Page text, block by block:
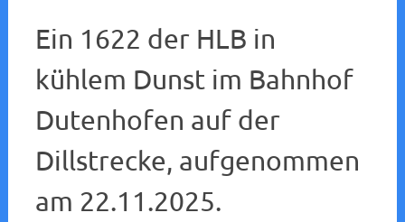
Ein 1622 der HLB in
kühlem Dunst im Bahnhof
Dutenhofen auf der
Dillstrecke, aufgenommen
am 22.11.2025.